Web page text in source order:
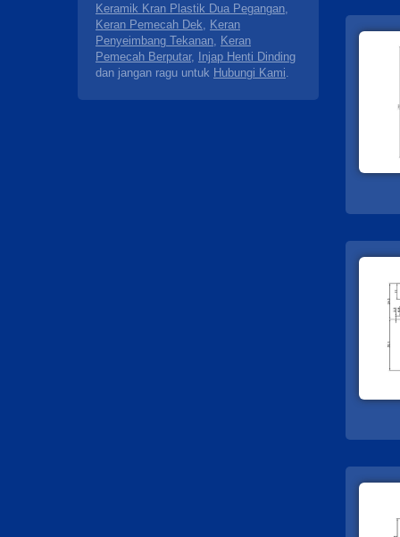
Keramik Kran Plastik Dua Pegangan,
Keran Pemecah Dek, Keran
Penyeimbang Tekanan, Keran
Pemecah Berputar,
Injap Henti Dinding
dan jangan ragu untuk Hubungi Kami.